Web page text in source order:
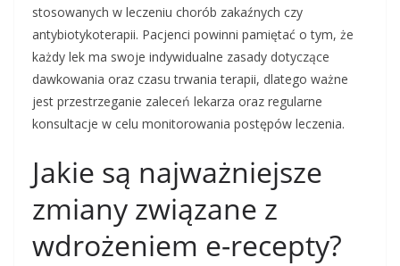
stosowanych w leczeniu chorób zakaźnych czy
antybiotykoterapii. Pacjenci powinni pamiętać o tym, że
każdy lek ma swoje indywidualne zasady dotyczące
dawkowania oraz czasu trwania terapii, dlatego ważne
jest przestrzeganie zaleceń lekarza oraz regularne
konsultacje w celu monitorowania postępów leczenia.
Jakie są najważniejsze
zmiany związane z
wdrożeniem e-recepty?